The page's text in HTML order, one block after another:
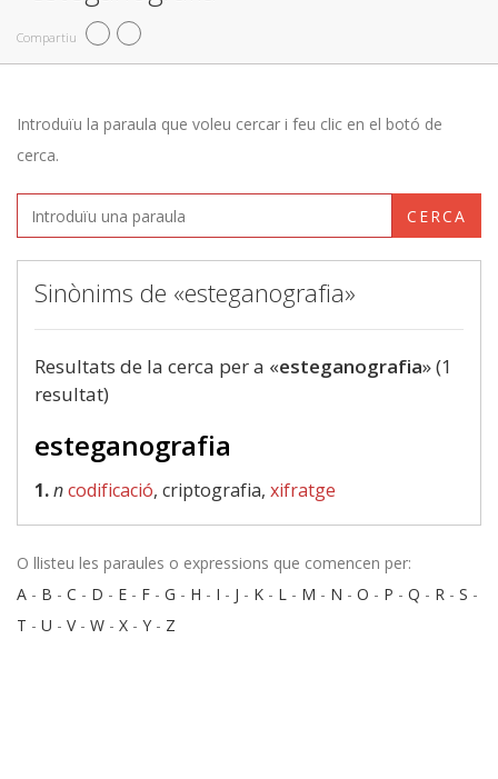
Compartiu
Introduïu la paraula que voleu cercar i feu clic en el botó de
cerca.
CERCA
Sinònims de «esteganografia»
Resultats de la cerca per a «esteganografia» (1
resultat)
esteganografia
1.ncodificació, criptografia, xifratge
O llisteu les paraules o expressions que comencen per:
A - B - C - D - E - F - G - H - I - J - K - L - M - N - O - P - Q - R - S -
T - U - V- W - X - Y - Z